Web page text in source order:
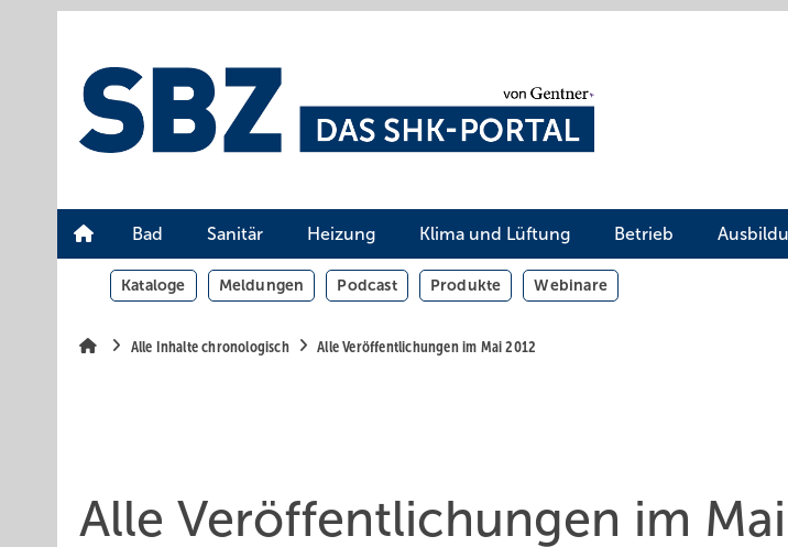
Bad Sanitär Heizung Klima und Lüftung Betrieb
Kataloge Meldungen Podcast Produkte Webinare
Alle Inhalte chronologisch Alle Veröffentlichungen im Mai 2012
Alle Veröffentlichungen im